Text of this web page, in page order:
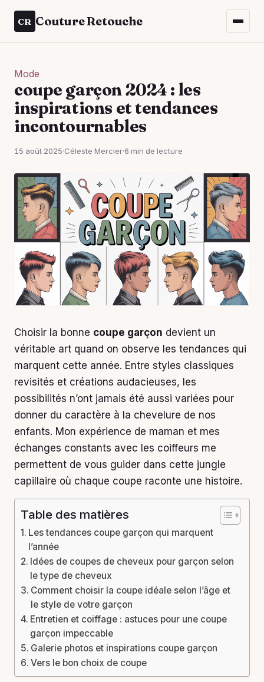
CR Couture Retouche
Mode
coupe garçon 2024 : les
inspirations et tendances
incontournables
15 août 2025·Céleste Mercier·6 min de lecture
Choisir la bonne coupe garçon devient un
véritable art quand on observe les tendances qui
marquent cette année. Entre styles classiques
revisités et créations audacieuses, les
possibilités n’ont jamais été aussi variées pour
donner du caractère à la chevelure de nos
enfants. Mon expérience de maman et mes
échanges constants avec les coiffeurs me
permettent de vous guider dans cette jungle
capillaire où chaque coupe raconte une histoire.
Table des matières
Les tendances coupe garçon qui marquent
l’année
Idées de coupes de cheveux pour garçon selon
le type de cheveux
Comment choisir la coupe idéale selon l’âge et
le style de votre garçon
Entretien et coiffage : astuces pour une coupe
garçon impeccable
Galerie photos et inspirations coupe garçon
Vers le bon choix de coupe